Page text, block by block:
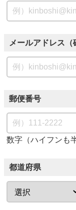
メールアドレス（
郵便番号
数字（ハイフンも
都道府県